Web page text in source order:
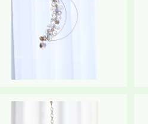
サンキャッチャー《moon（月）》
¥6,000